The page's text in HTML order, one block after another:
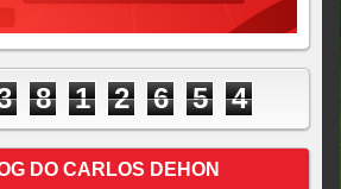
8 1 2 6 5 4
DO CARLOS DEHON